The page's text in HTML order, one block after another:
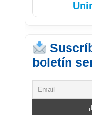
boletín